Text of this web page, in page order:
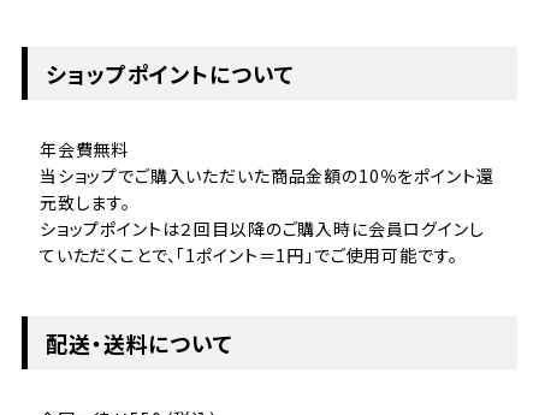
ショップポイントについて
年会費無料
当ショップでご購入いただいた商品金額の10％をポイント還
元致します。
ショップポイントは２回目以降のご購入時に会員ログインし
ていただくことで、「1ポイント＝1円」でご使用可能です。
配送・送料について